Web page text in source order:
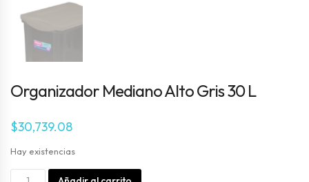
Organizador Mediano Alto Gris 30 L
$30,739.08
Hay existencias
Organizador